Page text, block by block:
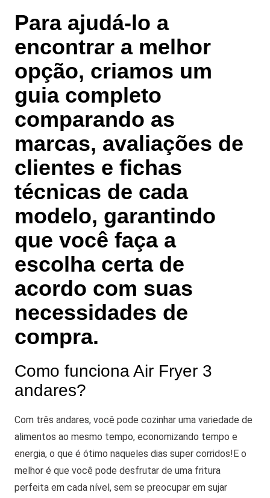
Para ajudá-lo a
encontrar a melhor
opção, criamos um
guia completo
comparando as
marcas, avaliações de
clientes e fichas
técnicas de cada
modelo, garantindo
que você faça a
escolha certa de
acordo com suas
necessidades de
compra.
Como funciona Air Fryer 3
andares?
Com três andares, você pode cozinhar uma variedade de
alimentos ao mesmo tempo, economizando tempo e
energia, o que é ótimo naqueles dias super corridos! E o
melhor é que você pode desfrutar de uma fritura
perfeita em cada nível, sem se preocupar em sujar